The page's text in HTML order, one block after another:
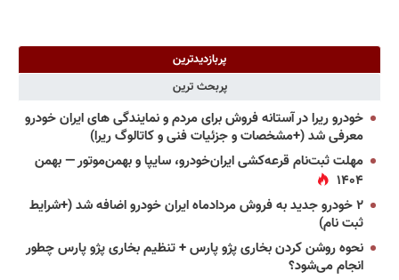
پربازدیدترین
پربحث ترین
خودرو ریرا در آستانه فروش برای مردم و نمایندگی های ایران خودرو
معرفی شد (+مشخصات و جزئیات فنی و کاتالوگ ریرا)
مهلت ثبت‌نام قرعه‌کشی ایران‌خودرو، سایپا و بهمن‌موتور — بهمن
۱۴۰۴
۲ خودرو جدید به فروش مردادماه ایران خودرو اضافه شد (+شرایط
ثبت نام)
نحوه روشن کردن بخاری پژو پارس + تنظیم بخاری پژو پارس چطور
انجام می‌شود؟